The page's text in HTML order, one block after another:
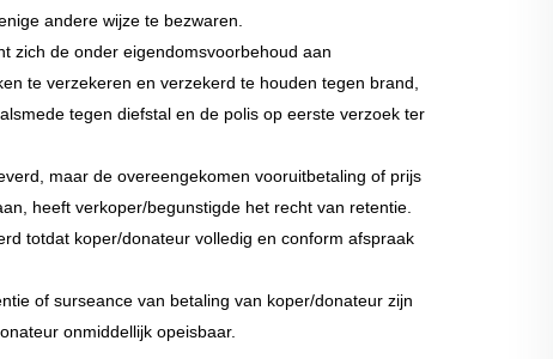
andere wijze te bezwaren.
zich de onder eigendomsvoorbehoud aan
te verzekeren en verzekerd te houden tegen brand,
tegen diefstal en de polis op eerste verzoek ter
maar de overeengekomen vooruitbetaling of prijs
heeft verkoper/begunstigde het recht van retentie.
totdat koper/donateur volledig en conform afspraak
of surseance van betaling van koper/donateur zijn
onmiddellijk opeisbaar.